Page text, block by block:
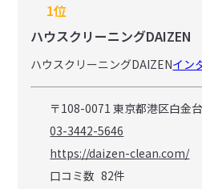
1位
ハウスクリーニングDAIZEN
ハウスクリーニングDAIZENイン
〒108-0071 東京都港区白金
03-3442-5646
https://daizen-clean.com/
口コミ数 82件